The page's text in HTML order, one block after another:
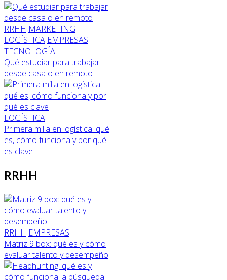
RRHH MARKETING
LOGÍSTICA EMPRESAS
TECNOLOGÍA
Qué estudiar para trabajar
desde casa o en remoto
LOGÍSTICA
Primera milla en logística: qué
es, cómo funciona y por qué
es clave
RRHH
RRHH EMPRESAS
Matriz 9 box: qué es y cómo
evaluar talento y desempeño